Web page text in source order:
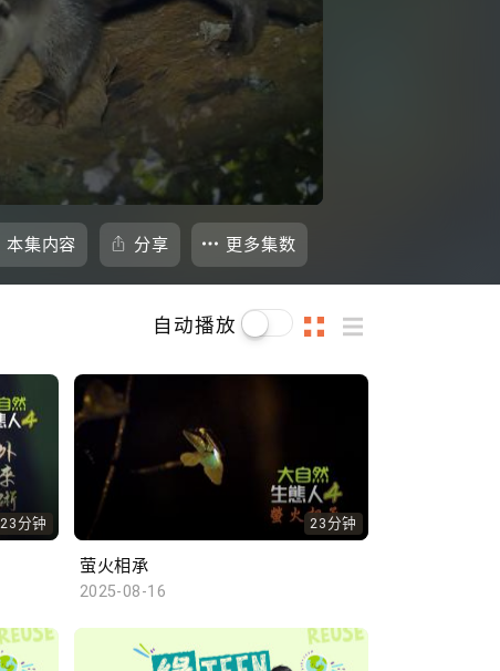
本集内容 分享 更多集数
自动播放
23分钟 23分钟
萤火相承
2025-08-16